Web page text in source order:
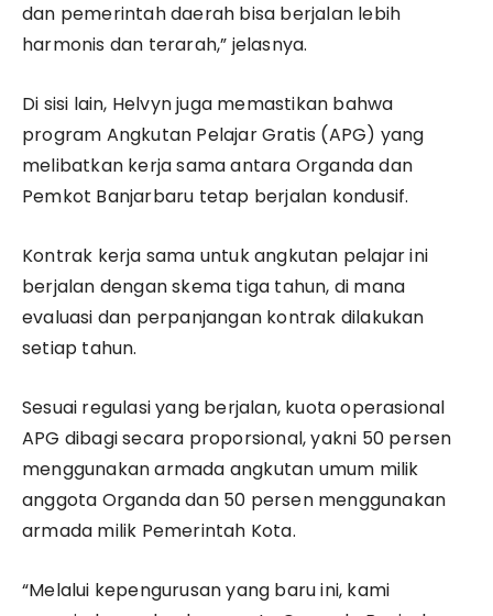
dan pemerintah daerah bisa berjalan lebih
harmonis dan terarah,” jelasnya.
Di sisi lain, Helvyn juga memastikan bahwa
program Angkutan Pelajar Gratis (APG) yang
melibatkan kerja sama antara Organda dan
Pemkot Banjarbaru tetap berjalan kondusif.
Kontrak kerja sama untuk angkutan pelajar ini
berjalan dengan skema tiga tahun, di mana
evaluasi dan perpanjangan kontrak dilakukan
setiap tahun.
Sesuai regulasi yang berjalan, kuota operasional
APG dibagi secara proporsional, yakni 50 persen
menggunakan armada angkutan umum milik
anggota Organda dan 50 persen menggunakan
armada milik Pemerintah Kota.
“Melalui kepengurusan yang baru ini, kami